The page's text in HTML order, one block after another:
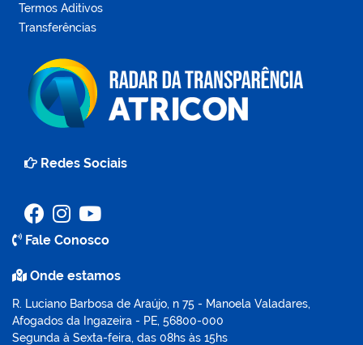
Termos Aditivos
Transferências
Redes Sociais
Fale Conosco
Onde estamos
R. Luciano Barbosa de Araújo, n 75 - Manoela Valadares,
Afogados da Ingazeira - PE, 56800-000
Segunda à Sexta-feira, das 08hs às 15hs